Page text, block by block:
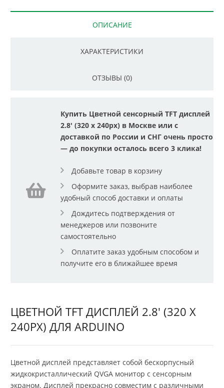
ОПИСАНИЕ
ХАРАКТЕРИСТИКИ
ОТЗЫВЫ (0)
Купить Цветной сенсорный TFT дисплей
2.8' (320 x 240px) в Москве или с
доставкой по России и СНГ очень просто
— до покупки осталось всего 3 клика!
Добавьте товар в корзину
Оформите заказ, выбрав наиболее
удобный способ доставки и оплаты
Дождитесь подтверждения от
менеджеров или позвоните
самостоятельно
Оплатите заказ удобным способом и
получите его в ближайшее время
ЦВЕТНОЙ TFT ДИСПЛЕЙ 2.8' (320 X
240PX) ДЛЯ ARDUINO
Цветной дисплей представляет собой бескорпусный
жидкокристаллический QVGA монитор с сенсорным
экраном. Дисплей прекрасно совместим с различными